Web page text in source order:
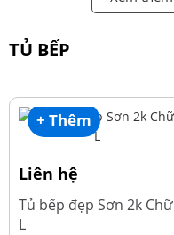
TỦ BẾP
+ Thêm
Liên hệ
Tủ bếp đẹp Sơn 2k Chữ
L